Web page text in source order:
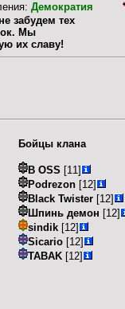
Демократия
забудем тех
Мы
их славу!
Бойцы клана
B OSS [11]
Podrezon [12]
Black Twister [12]
Шпинь демон [12]
sindik [12]
Sicario [12]
TABAK [12]